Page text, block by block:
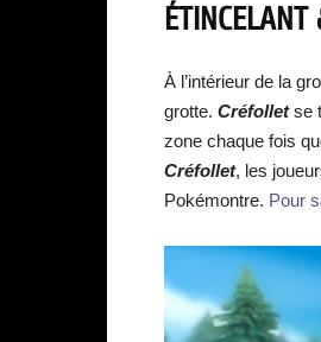
À l’intérieur de la
grotte. Créfolletse
zone chaque fois
Créfollet, les
Pokémontre. Pour